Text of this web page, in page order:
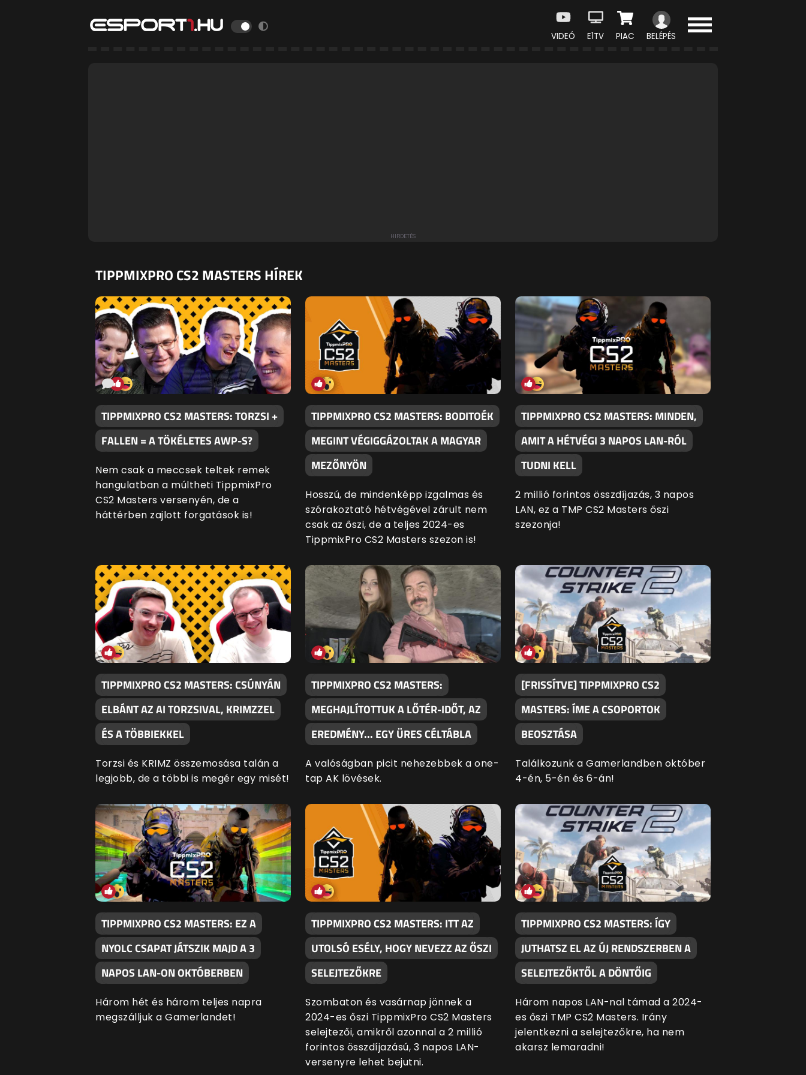
VIDEÓ E1TV PIAC BELÉPÉS
TIPPMIXPRO CS2 MASTERS HÍREK
TIPPMIXPRO CS2 MASTERS: TORZSI +
FALLEN = A TÖKÉLETES AWP-S?
Nem csak a meccsek teltek remek
hangulatban a múltheti TippmixPro
CS2 Masters versenyén, de a
háttérben zajlott forgatások is!
TIPPMIXPRO CS2 MASTERS: BODITOÉK
MEGINT VÉGIGGÁZOLTAK A MAGYAR
MEZŐNYÖN
Hosszú, de mindenképp izgalmas és
szórakoztató hétvégével zárult nem
csak az őszi, de a teljes 2024-es
TippmixPro CS2 Masters szezon is!
TIPPMIXPRO CS2 MASTERS: MINDEN,
AMIT A HÉTVÉGI 3 NAPOS LAN-RÓL
TUDNI KELL
2 millió forintos összdíjazás, 3 napos
LAN, ez a TMP CS2 Masters őszi
szezonja!
TIPPMIXPRO CS2 MASTERS: CSÚNYÁN
ELBÁNT AZ AI TORZSIVAL, KRIMZZEL
ÉS A TÖBBIEKKEL
Torzsi és KRIMZ összemosása talán a
legjobb, de a többi is megér egy misét!
TIPPMIXPRO CS2 MASTERS:
MEGHAJLÍTOTTUK A LŐTÉR-IDŐT, AZ
EREDMÉNY... EGY ÜRES CÉLTÁBLA
A valóságban picit nehezebbek a one-
tap AK lövések.
[FRISSÍTVE] TIPPMIXPRO CS2
MASTERS: ÍME A CSOPORTOK
BEOSZTÁSA
Találkozunk a Gamerlandben október
4-én, 5-én és 6-án!
TIPPMIXPRO CS2 MASTERS: EZ A
NYOLC CSAPAT JÁTSZIK MAJD A 3
NAPOS LAN-ON OKTÓBERBEN
Három hét és három teljes napra
megszálljuk a Gamerlandet!
TIPPMIXPRO CS2 MASTERS: ITT AZ
UTOLSÓ ESÉLY, HOGY NEVEZZ AZ ŐSZI
SELEJTEZŐKRE
Szombaton és vasárnap jönnek a
2024-es őszi TippmixPro CS2 Masters
selejtezői, amikről azonnal a 2 millió
forintos összdíjazású, 3 napos LAN-
versenyre lehet bejutni.
TIPPMIXPRO CS2 MASTERS: ÍGY
JUTHATSZ EL AZ ÚJ RENDSZERBEN A
SELEJTEZŐKTŐL A DÖNTŐIG
Három napos LAN-nal támad a 2024-
es őszi TMP CS2 Masters. Irány
jelentkezni a selejtezőkre, ha nem
akarsz lemaradni!